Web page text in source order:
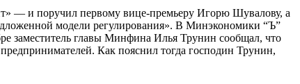
— и поручил первому вице-премьеру Игорю Шувалову, а
модели регулирования». В Минэкономики “Ъ”
заместитель главы Минфина Илья Трунин сообщал, что
Как пояснил тогда господин Трунин,